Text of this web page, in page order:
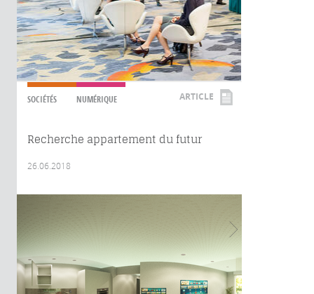
SOCIÉTÉS NUMÉRIQUE ARTICLE
Recherche appartement du futur
26.06.2018